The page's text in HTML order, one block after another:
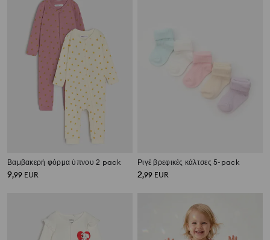
Βαμβακερή φόρμα ύπνου 2 pack
9,99 EUR
Ριγέ βρεφικές κάλτσες 5-pack
2,99 EUR